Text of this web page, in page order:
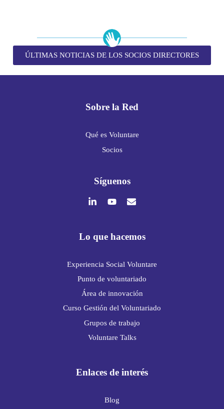
ÚLTIMAS NOTICIAS DE LOS SOCIOS DIRECTORES
Sobre la Red
Qué es Voluntare
Socios
Síguenos
Lo que hacemos
Experiencia Social Voluntare
Punto de voluntariado
Área de innovación
Curso Gestión del Voluntariado
Grupos de trabajo
Voluntare Talks
Enlaces de interés
Blog